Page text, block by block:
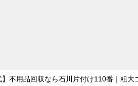
】不用品回収なら石川片付け110番｜粗